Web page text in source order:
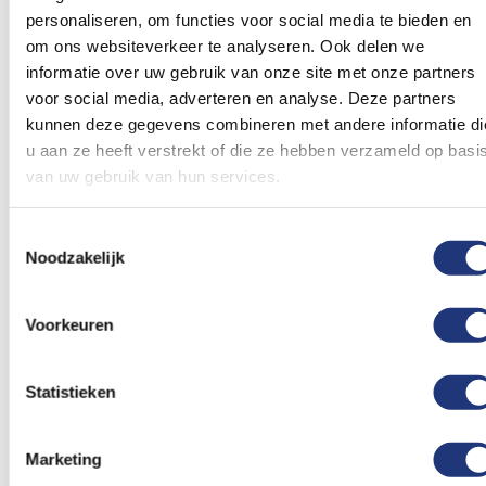
personaliseren, om functies voor social media te bieden en
om ons websiteverkeer te analyseren. Ook delen we
informatie over uw gebruik van onze site met onze partners
voor social media, adverteren en analyse. Deze partners
kunnen deze gegevens combineren met andere informatie
u aan ze heeft verstrekt of die ze hebben verzameld op
van uw gebruik van hun services.
Noodzakelijk
Voorkeuren
Statistieken
Marketing
Bestel eenvoudig online
Het bestellen van stoffen zwaaivlag 30x45 cm bij
Vlaggenclub is snel en overzichtelijk. Upload je
ontwerp, kies het juiste formaat en plaats je
bestelling. Dankzij onze efficiënte productie en snelle
levering heb je de vlag snel in huis, ook bij grote
Stok:houten stok van 60cm met optioneel plastic
Productiemethode:
Gebruik:
Als zwaaivlag in de hand of als tafelvlag